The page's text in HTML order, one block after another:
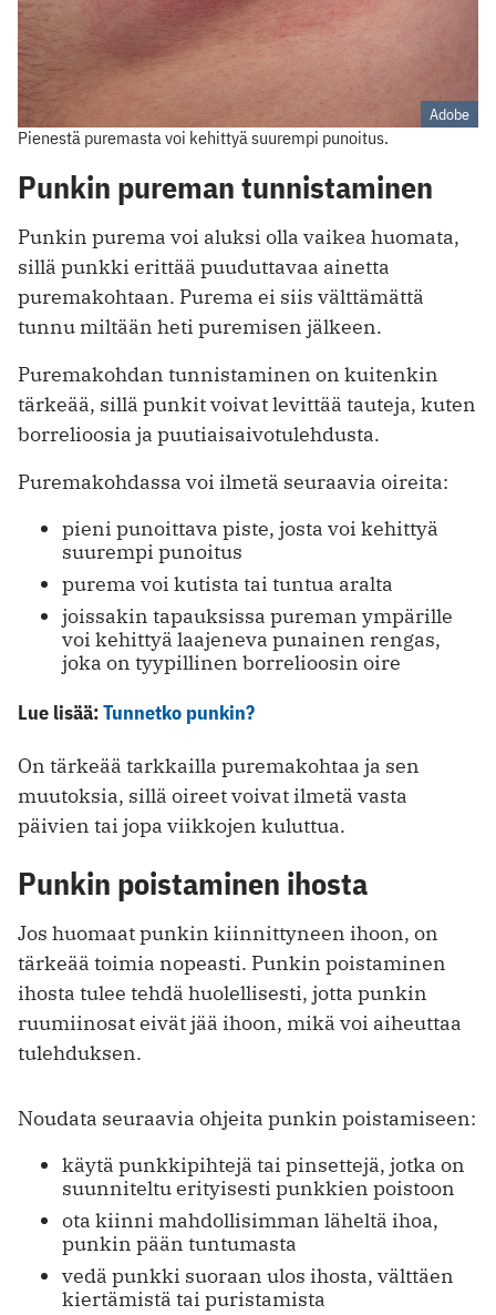
Adobe
Pienestä puremasta voi kehittyä suurempi punoitus.
Punkin pureman tunnistaminen
Punkin purema voi aluksi olla vaikea huomata,
sillä punkki erittää puuduttavaa ainetta
puremakohtaan. Purema ei siis välttämättä
tunnu miltään heti puremisen jälkeen.
Puremakohdan tunnistaminen on kuitenkin
tärkeää, sillä punkit voivat levittää tauteja, kuten
borrelioosia ja puutiaisaivotulehdusta.
Puremakohdassa voi ilmetä seuraavia oireita:
pieni punoittava piste, josta voi kehittyä
suurempi punoitus
purema voi kutista tai tuntua aralta
joissakin tapauksissa pureman ympärille
voi kehittyä laajeneva punainen rengas,
joka on tyypillinen borrelioosin oire
Lue lisää:Tunnetko punkin?
On tärkeää tarkkailla puremakohtaa ja sen
muutoksia, sillä oireet voivat ilmetä vasta
päivien tai jopa viikkojen kuluttua.
Punkin poistaminen ihosta
Jos huomaat punkin kiinnittyneen ihoon, on
tärkeää toimia nopeasti. Punkin poistaminen
ihosta tulee tehdä huolellisesti, jotta punkin
ruumiinosat eivät jää ihoon, mikä voi aiheuttaa
tulehduksen.
Noudata seuraavia ohjeita punkin poistamiseen:
käytä punkkipihtejä tai pinsettejä, jotka on
suunniteltu erityisesti punkkien poistoon
ota kiinni mahdollisimman läheltä ihoa,
punkin pään tuntumasta
vedä punkki suoraan ulos ihosta, välttäen
kiertämistä tai puristamista